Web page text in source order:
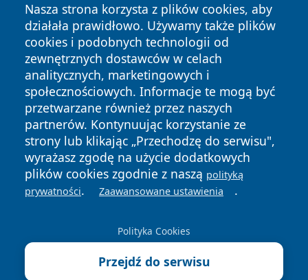
Nasza strona korzysta z plików cookies, aby
działała prawidłowo. Używamy także plików
cookies i podobnych technologii od
zewnętrznych dostawców w celach
analitycznych, marketingowych i
społecznościowych. Informacje te mogą być
przetwarzane również przez naszych
partnerów. Kontynuując korzystanie ze
strony lub klikając „Przechodzę do serwisu",
wyrażasz zgodę na użycie dodatkowych
plików cookies zgodnie z naszą polityką
prywatności. Zaawansowane ustawienia .
Polityka Cookies
Przejdź do serwisu
Copyright © 2026 wrotazabrza.pl Wszystkie prawa
zastrzeżone.
News Autorzy
Polityka
Prywatności
Polityka
Cookies